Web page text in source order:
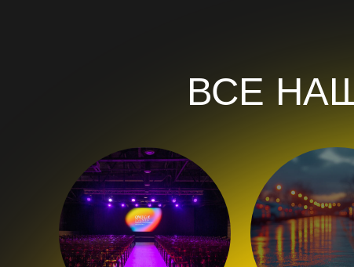
оборудованием
территории